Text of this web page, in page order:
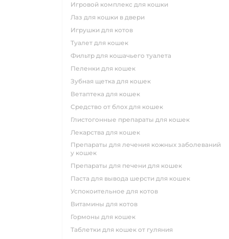
игровой комплекс для кошки
лаз для кошки в двери
игрушки для котов
туалет для кошек
фильтр для кошачьего туалета
пеленки для кошек
зубная щетка для кошек
ветаптека для кошек
средство от блох для кошек
глистогонные препараты для кошек
лекарства для кошек
препараты для лечения кожных заболеваний
у кошек
препараты для печени для кошек
паста для вывода шерсти для кошек
успокоительное для котов
витамины для котов
гормоны для кошек
таблетки для кошек от гуляния